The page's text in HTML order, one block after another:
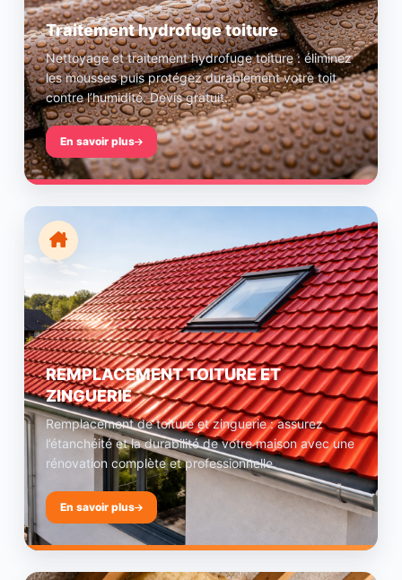
Traitement hydrofuge toiture
Nettoyage et traitement hydrofuge toiture : éliminez
les mousses puis protégez durablement votre toit
contre l’humidité. Devis gratuit.
En savoir plus
REMPLACEMENT TOITURE ET
ZINGUERIE
Remplacement de toiture et zinguerie : assurez
l’étanchéité et la durabilité de votre maison avec une
rénovation complète et professionnelle.
En savoir plus